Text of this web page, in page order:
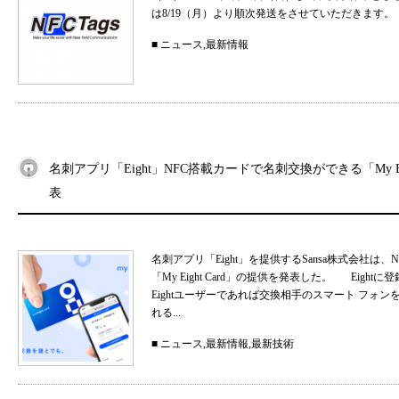
は8/19（月）より順次発送をさせていただき
■ ニュース,最新情報
名刺アプリ「Eight」NFC搭載カードで名刺交換ができる「My
表
名刺アプリ「Eight」を提供するSansa株式会社は
「My Eight Card」の提供を発表した。 Eightに
Eightユーザーであれば交換相手のスマート フォン
れる...
■ ニュース,最新情報,最新技術